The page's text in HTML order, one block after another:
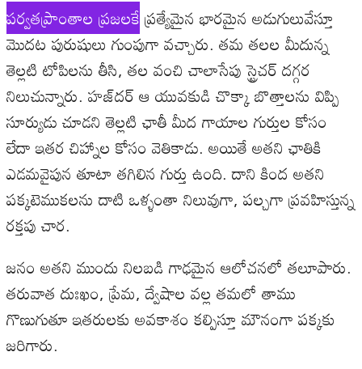
పర్వతప్రాంతాల ప్రజలకేప్రత్యేమైన భారమైన అడుగులువేస్తూ
మొదట పురుషులు గుంపుగా వచ్చారు. తమ తలల మీదున్న
తెల్లటి టోపిలను తీసి, తల వంచి చాలాసేపు స్ట్రెచర్‌ దగ్గర
నిలుచున్నారు. హజ్‌దర్‌ ఆ యువకుడి చొక్కా బొత్తాలను విప్పి
సూర్యుడు చూడని తెల్లటి ఛాతీ మీద గాయాల గుర్తుల కోసం
లేదా ఇతర చిహ్నాల కోసం వెతికాడు. అయితే అతని ఛాతికి
ఎడమవైపున తూటా తగిలిన గుర్తు ఉంది. దాని కింద అతని
పక్కటెముకలను దాటి ఒళ్ళంతా నిలువుగా, పల్చగా ప్రవహిస్తున్న
రక్తపు చార.
జనం అతని ముందు నిలబడి గాఢమైన ఆలోచనలో తలూపారు.
తరువాత దుఃఖం, ప్రేమ, ద్వేషాల వల్ల తమలో తాము
గొణుగుతూ ఇతరులకు అవకాశం కల్పిస్తూ మౌనంగా పక్కకు
జరిగారు.